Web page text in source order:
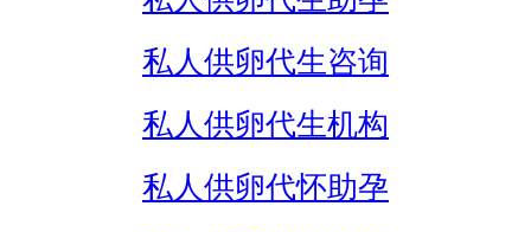
私人供卵代生咨询
私人供卵代生机构
私人供卵代怀助孕